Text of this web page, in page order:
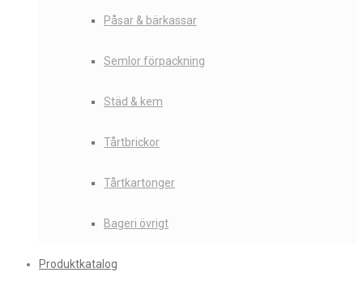
Påsar & bärkassar
Semlor förpackning
Städ & kem
Tårtbrickor
Tårtkartonger
Bageri övrigt
Produktkatalog